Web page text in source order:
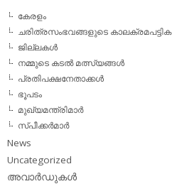
കേരളം
ചരിത്രസംഭവങ്ങളുടെ കാലക്രമപട്ടിക
ജില്ലകള്‍
നമ്മുടെ കടല്‍ മത്സ്യങ്ങള്‍
പ്രതിപക്ഷനേതാക്കള്‍
ഭൂപടം
മുഖ്യമന്ത്രിമാര്‍
സ്പീക്കര്‍മാര്‍
News
Uncategorized
അവാര്‍ഡുകള്‍